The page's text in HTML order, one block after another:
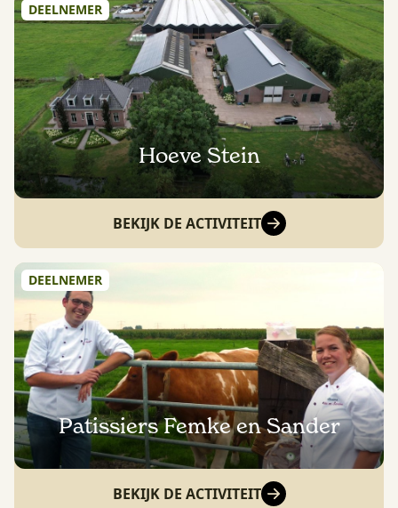
DEELNEMER
Hoeve Stein
BEKIJK DE ACTIVITEIT
DEELNEMER
Patissiers Femke en Sander
BEKIJK DE ACTIVITEIT